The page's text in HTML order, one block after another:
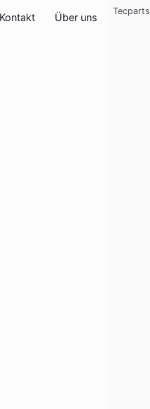
Kontakt Über uns
Tecparts